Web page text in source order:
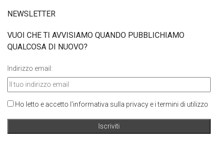
NEWSLETTER
VUOI CHE TI AVVISIAMO QUANDO PUBBLICHIAMO
QUALCOSA DI NUOVO?
Indirizzo email:
Ho letto e accetto l'informativa sulla privacy e i termini di utilizzo